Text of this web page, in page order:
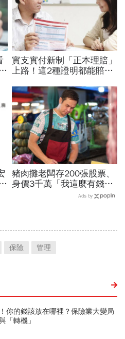
實支實付新制「正本理賠」
上路！這2種證明都能賠…
外險能同時請？5重點必看
豬肉攤老闆存200張股票、
身價3千萬「我這麼有錢，
幹嘛買保險」...1句話讓他
Ads by
保險 管理
你的錢該放在哪裡？保險業大變局
「轉機」